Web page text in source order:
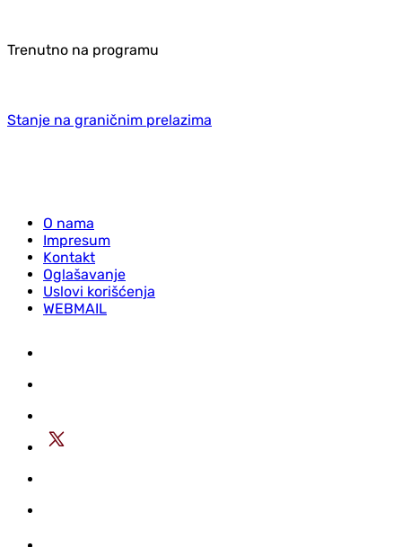
Trenutno na programu
Stanje na graničnim prelazima
O nama
Impresum
Kontakt
Oglašavanje
Uslovi korišćenja
WEBMAIL